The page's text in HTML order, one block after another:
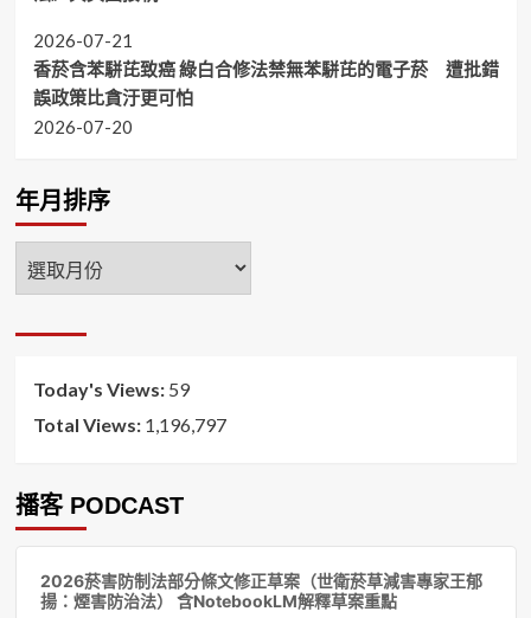
2026-07-21
香菸含苯駢芘致癌 綠白合修法禁無苯駢芘的電子菸 遭批錯
誤政策比貪汙更可怕
2026-07-20
年月排序
年
月
Today's Views: 59
Total Views: 1,196,797
播客 PODCAST
2026菸害防制法部分條文修正草案（世衛菸草減害專家王郁
揚：煙害防治法） 含NotebookLM解釋草案重點